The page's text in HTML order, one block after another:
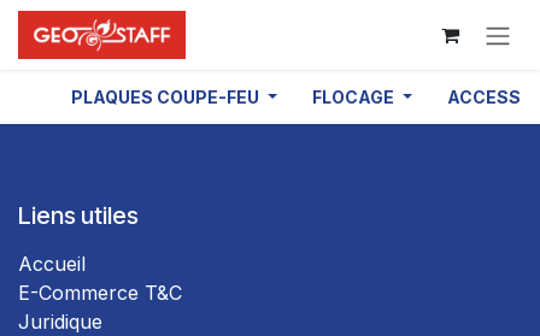
Se rendre au contenu
PLAQUES COUPE-FEU FLOCAGE
Liens utiles
Accueil
E-Commerce T&C
Juridique